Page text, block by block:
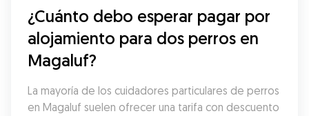
¿Cuánto debo esperar pagar por
alojamiento para dos perros en
Magaluf?
La mayoría de los cuidadores particulares de perros
en Magaluf suelen ofrecer una tarifa con descuento